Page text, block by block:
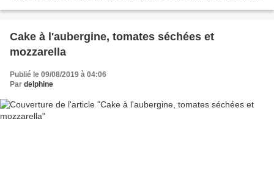
Cake à l'aubergine, tomates séchées et
mozzarella
Publié le 09/08/2019 à 04:06
Par delphine